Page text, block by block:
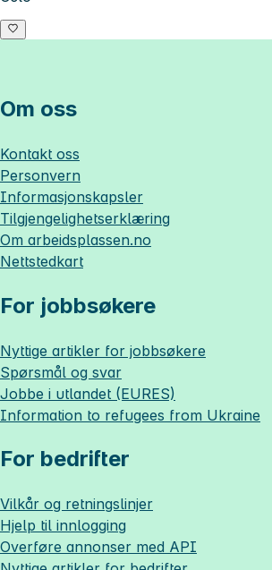
Om oss
Kontakt oss
Personvern
Informasjonskapsler
Tilgjengelighetserklæring
Om arbeidsplassen.no
Nettstedkart
For jobbsøkere
Nyttige artikler for jobbsøkere
Spørsmål og svar
Jobbe i utlandet (EURES)
Information to refugees from Ukraine
For bedrifter
Vilkår og retningslinjer
Hjelp til innlogging
Overføre annonser med API